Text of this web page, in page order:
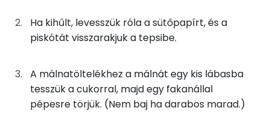
15gfinomliszt
A málnatöltelékhez
38g málna
20 kcal
Kálcium
Nátrium
Foszfor
Magnézium
Ha kihűlt, levesszük róla a sütőpapírt, és a
piskótát visszarakjuk a tepsibe.
A málnatöltelékhez a málnát egy kis lábasba
tesszük a cukorral, majd egy fakanállal
pépesre törjük. (Nem baj ha darabos marad.)